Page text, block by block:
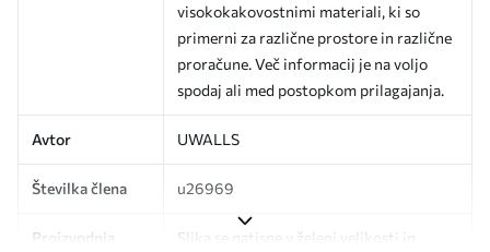
visokokakovostnimi materiali, ki so
primerni za različne prostore in različne
proračune. Več informacij je na voljo
spodaj ali med postopkom prilagajanja.
Avtor UWALLS
Številka člena u26969
Proizvodnja
Slika se natisne v želeni velikosti in